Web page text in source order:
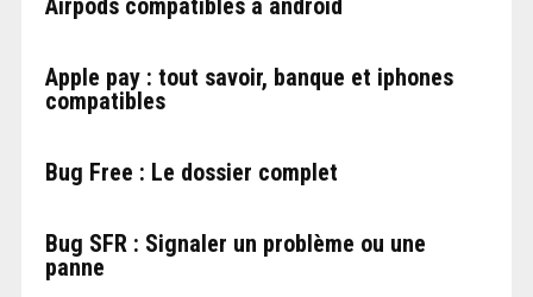
Airpods compatibles à android
Apple pay : tout savoir, banque et iphones
compatibles
Bug Free : Le dossier complet
Bug SFR : Signaler un problème ou une
panne